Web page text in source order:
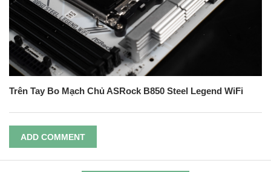
Trên Tay Bo Mạch Chủ ASRock B850 Steel Legend WiFi
ADD COMMENT